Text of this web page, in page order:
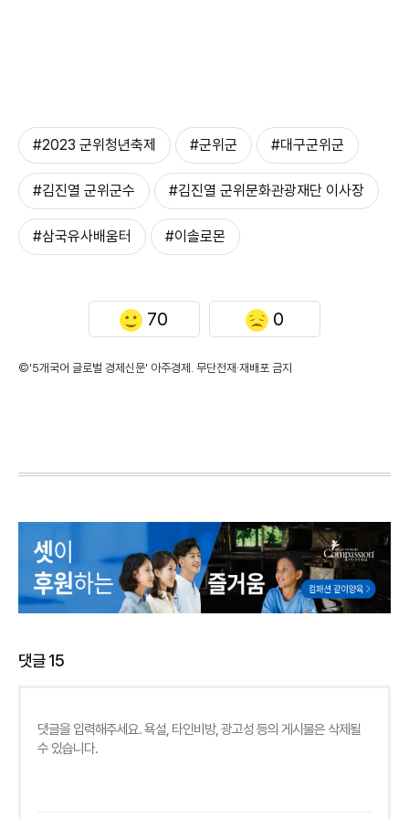
#2023 군위청년축제 #군위군 #대구군위군
#김진열 군위군수 #김진열 군위문화관광재단 이사장
#삼국유사배움터 #이솔로몬
70 0
©'5개국어 글로벌 경제신문' 아주경제. 무단전재·재배포 금지
댓글15